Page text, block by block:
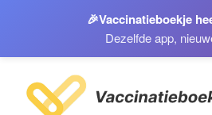
🎉Vaccinatieboekje
Dezelfde app,